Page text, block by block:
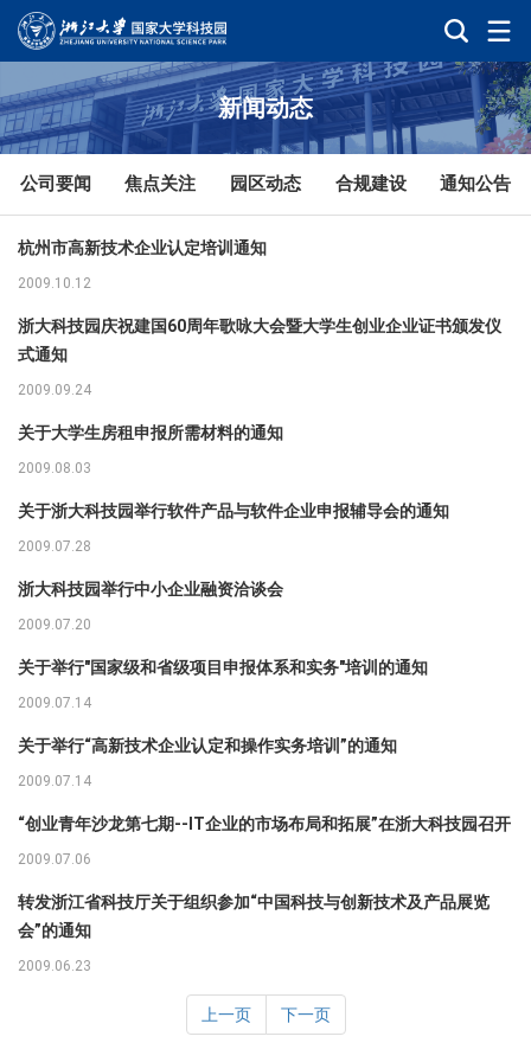
新闻动态
公司要闻 焦点关注 园区动态 合规建设 通知公告
杭州市高新技术企业认定培训通知
2009.10.12
浙大科技园庆祝建国60周年歌咏大会暨大学生创业企业证书颁发仪
式通知
2009.09.24
关于大学生房租申报所需材料的通知
2009.08.03
关于浙大科技园举行软件产品与软件企业申报辅导会的通知
2009.07.28
浙大科技园举行中小企业融资洽谈会
2009.07.20
关于举行"国家级和省级项目申报体系和实务"培训的通知
2009.07.14
关于举行“高新技术企业认定和操作实务培训”的通知
2009.07.14
“创业青年沙龙第七期--IT企业的市场布局和拓展”在浙大科技园召开
2009.07.06
转发浙江省科技厅关于组织参加“中国科技与创新技术及产品展览
会”的通知
2009.06.23
上一页 下一页